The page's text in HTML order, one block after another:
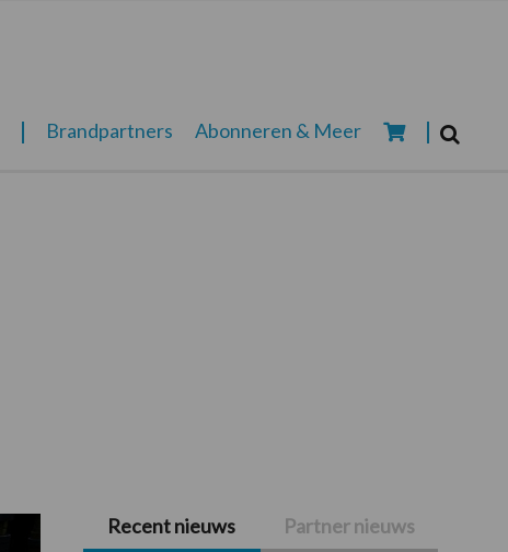
Brandpartners Abonneren & Meer
Primaire
Recent nieuws Partner nieuws